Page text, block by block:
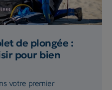
de plongée :
pour bien
votre premier